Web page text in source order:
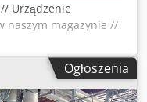
Urządzenie
naszym magazynie //
System IHD 3200
próżniowa z
suszenie
(Eex): tak Branże:
Ogłoszenia